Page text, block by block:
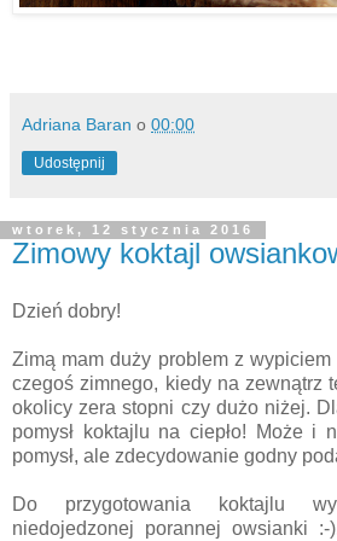
Adriana Baran o 00:00
Udostępnij
wtorek, 12 stycznia 2016
Zimowy koktajl
Dzień dobry!
Zimą mam duży problem z
czegoś zimnego, kiedy na zewnątrz
okolicy zera stopni czy dużo niżej.
pomysł koktajlu na ciepło! Może i
pomysł, ale zdecydowanie godny
Do przygotowania koktajlu
niedojedzonej porannej owsianki